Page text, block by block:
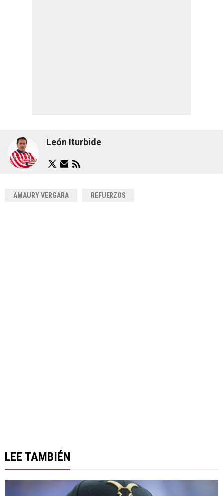
León Iturbide
AMAURY VERGARA REFUERZOS
LEE TAMBIÉN